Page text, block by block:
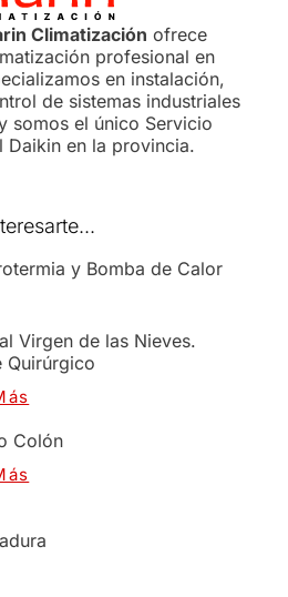
Climatización ofrece
profesional en
en instalación,
de sistemas industriales
somos el único Servicio
Daikin en la provincia.
y Bomba de Calor
Virgen de las Nieves.
Quirúrgico
Colón